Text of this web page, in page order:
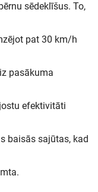
sēdeklīšus. To,
pat 30 km/h
pasākuma
efektivitāti
baisās sajūtas, kad